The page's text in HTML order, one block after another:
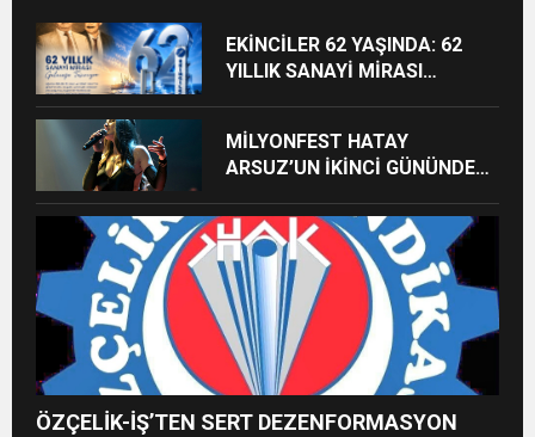
EKİNCİLER 62 YAŞINDA: 62
YILLIK SANAYİ MİRASI
MİLYONFEST HATAY
ARSUZ’UN İKİNCİ GÜNÜNDE
ALACAK
ÖZÇELİK-İŞ’TEN SERT DEZENFORMASYON